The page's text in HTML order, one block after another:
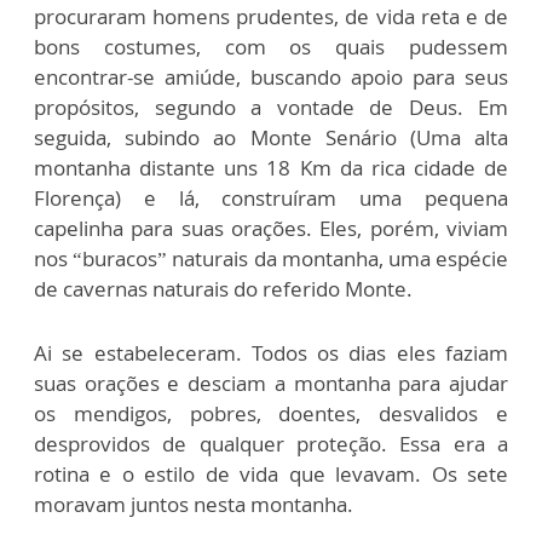
procuraram homens prudentes, de vida reta e de
bons costumes, com os quais pudessem
encontrar-se amiúde, buscando apoio para seus
propósitos, segundo a vontade de Deus. Em
seguida, subindo ao Monte Senário (Uma alta
montanha distante uns 18 Km da rica cidade de
Florença) e lá, construíram uma pequena
capelinha para suas orações. Eles, porém, viviam
nos “buracos” naturais da montanha, uma espécie
de cavernas naturais do referido Monte.
Ai se estabeleceram. Todos os dias eles faziam
suas orações e desciam a montanha para ajudar
os mendigos, pobres, doentes, desvalidos e
desprovidos de qualquer proteção. Essa era a
rotina e o estilo de vida que levavam. Os sete
moravam juntos nesta montanha.